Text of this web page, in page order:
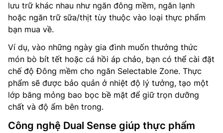
lưu trữ khác nhau như ngăn đông mềm, ngăn lạnh
hoặc ngăn trữ sữa/thịt tùy thuộc vào loại thực phẩm
bạn mua về.
Ví dụ, vào những ngày gia đình muốn thưởng thức
món bò bít tết hoặc cá hồi áp chảo, bạn có thể cài đặt
chế độ Đông mềm cho ngăn Selectable Zone. Thực
phẩm sẽ được bảo quản ở nhiệt độ lý tưởng, tạo một
lớp băng mỏng bao bọc bề mặt để giữ trọn dưỡng
chất và độ ẩm bên trong.
Công nghệ Dual Sense giúp thực phẩm